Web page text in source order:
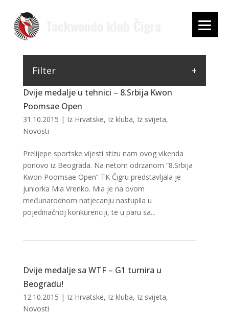
Dvije medalje u tehnici – 8.Srbija Kwon
Poomsae Open
31.10.2015 | Iz Hrvatske, Iz kluba, Iz svijeta,
Novosti
Prelijepe sportske vijesti stizu nam ovog vikenda
ponovo iz Beograda. Na netom odrzanom “8.Srbija
Kwon Poomsae Open” TK Čigru predstavljala je
juniorka Mia Vrenko. Mia je na ovom
međunarodnom natjecanju nastupila u
pojedinačnoj konkurenciji, te u paru sa...
Dvije medalje sa WTF – G1 turnira u
Beogradu!
12.10.2015 | Iz Hrvatske, Iz kluba, Iz svijeta,
Novosti
Filter